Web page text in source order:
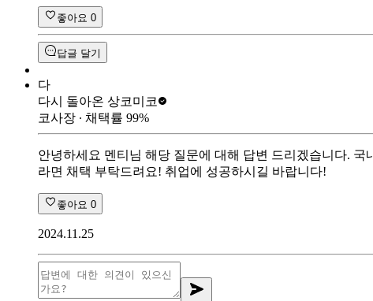
좋아요 0
답글 달기
다
다시 돌아온 상코미코
코사장 ∙ 채택률 99%
안녕하세요 멘티님 해당 질문에 대해 답변 드리겠습니다.
라면 채택 부탁드려요! 취업에 성공하시길 바랍니다!
좋아요 0
2024.11.25